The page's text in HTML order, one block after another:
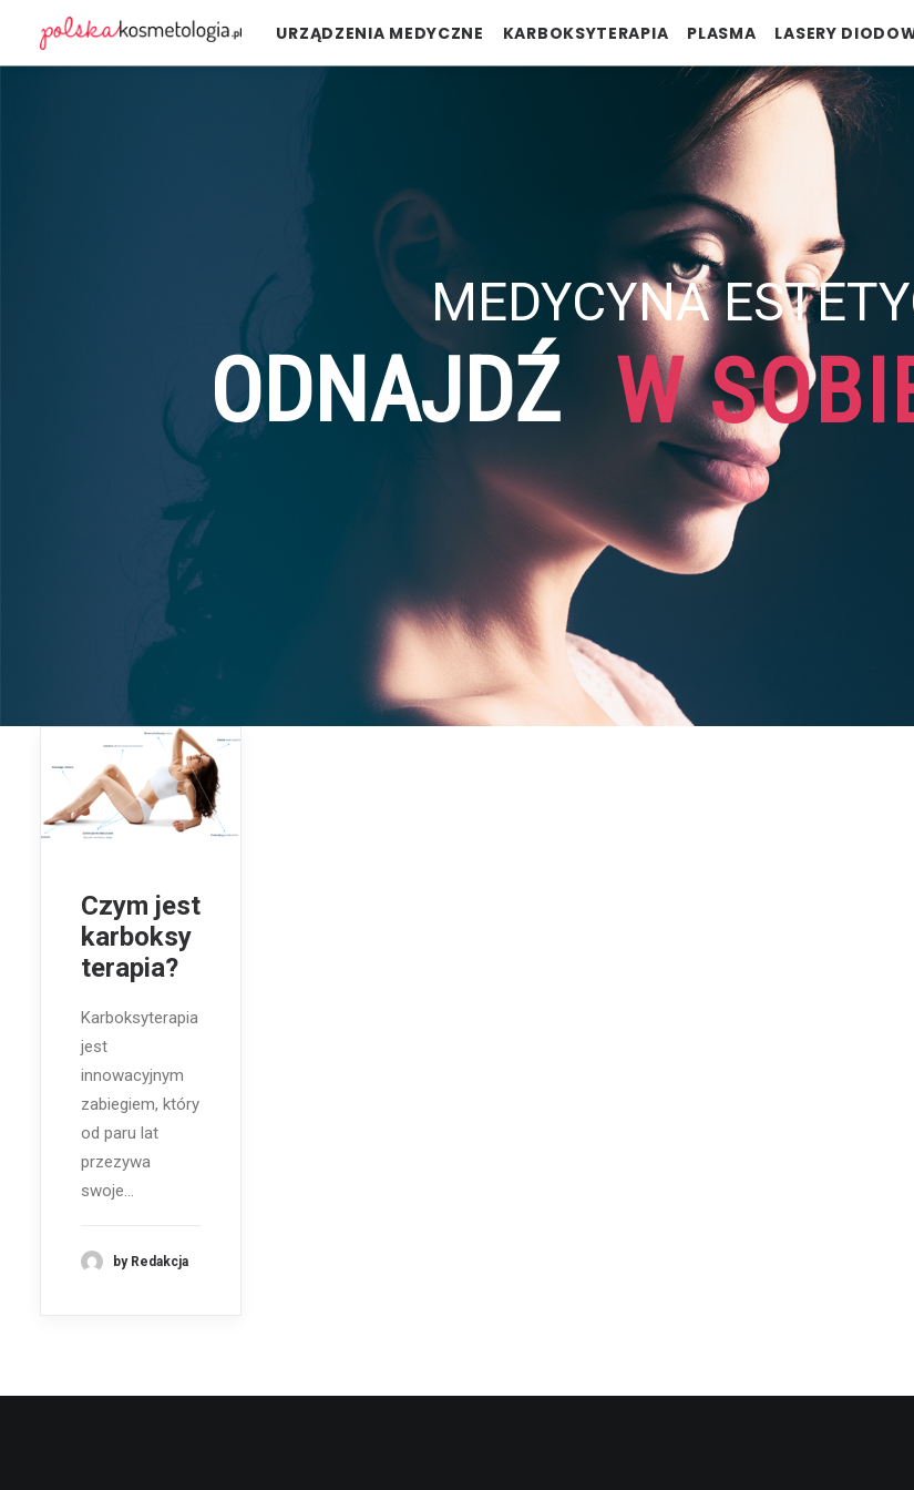
URZĄDZENIA MEDYCZNE KARBOKSYTERAPIA PLASMA LASERY
MEDYCYNA
ODNAJDŹ W
Czym jest
karboksy
terapia?
Karboksyterapia
jest
innowacyjnym
zabiegiem, który
od paru lat
przezywa
swoje…
by Redakcja